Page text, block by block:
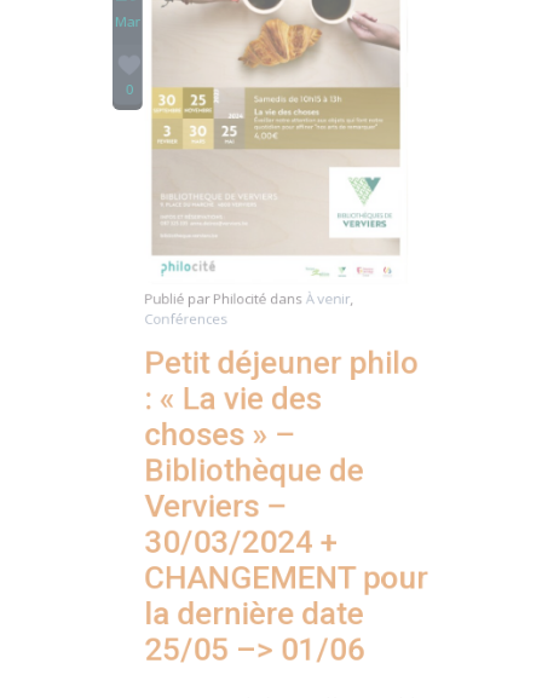
Publié parPhilocité dansÀ venir,
Conférences
Petit déjeuner philo
: « La vie des
choses » –
Bibliothèque de
Verviers –
30/03/2024 +
CHANGEMENT pour
la dernière date